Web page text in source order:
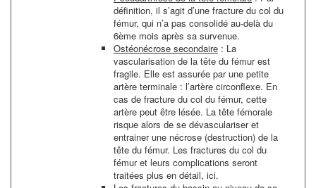
définition, il s’agit d’une fracture du col du
fémur, qui n’a pas consolidé au-delà du
6ème mois après sa survenue.
Ostéonécrose secondaire : La
vascularisation de la tête du fémur est
fragile. Elle est assurée par une petite
artère terminale : l’artère circonflexe. En
cas de fracture du col du fémur, cette
artère peut être lésée. La tête fémorale
risque alors de se dévasculariser et
entrainer une nécrose (destruction) de la
tête du fémur. Les fractures du col du
fémur et leurs complications seront
traitées plus en détail, ici.